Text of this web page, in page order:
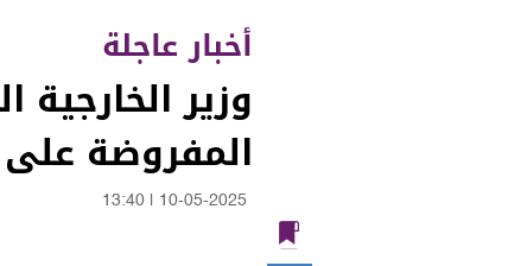
أخبار عاجلة
وزير
المفروضة على
10-05-2025
13:40